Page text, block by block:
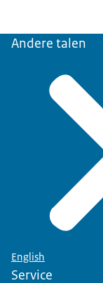
Andere talen
English
Service